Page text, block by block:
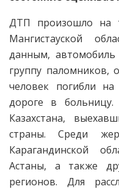
ДТП произошло на
Мангистауской
данным,
группу паломников,
человек погибли
дороге в
Казахстана,
страны. Среди
Карагандинской
Астаны, а также
регионов. Для